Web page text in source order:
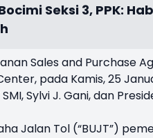
Seksi 3, PPK:
Sales and Purchase
pada Kamis, 25
Sylvi J. Gani, dan
Jalan Tol (“BUJT”)